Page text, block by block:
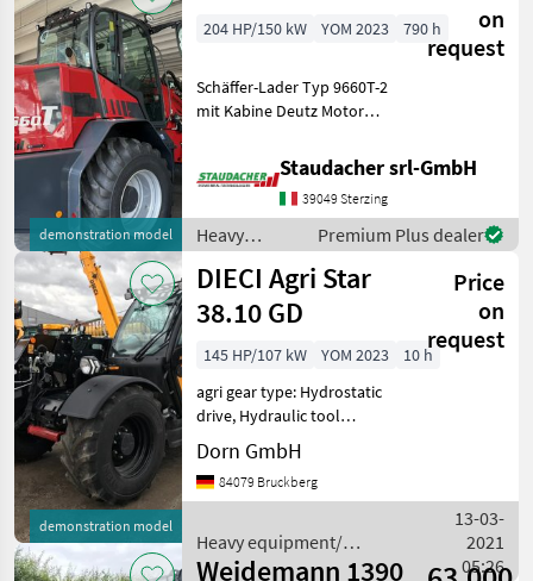
Kramer
demonstration model
on
request
204 HP/150 kW YOM 2023 790 h
Schäffer-Lader Typ 9660T-2
mit Kabine Deutz Motor
Stage V inkl. SDCT-Getriebe
(40km/h) und
Schwingungsdämpfer
Koffergewicht 330 kg Fest
Staudacher srl-GmbH
39049 Sterzing
Heavy
equipment/
construction
machines /
Schäffer
Premium Plus dealer
demonstration model
DIECI Agri Star
38.10 GD
Price
on
request
145 HP/107 kW YOM 2023
10 h
agri gear type: Hydrostatic
drive, Hydraulic tool
locking, Steering-type: 4-
wheel drive, Limited slip
differential – rear, Limited
Control unit
Dorn GmbH
84079 Bruckberg
Heavy equipment/
construction machines /
13-03-
2021
05:26
Weidemann 1390